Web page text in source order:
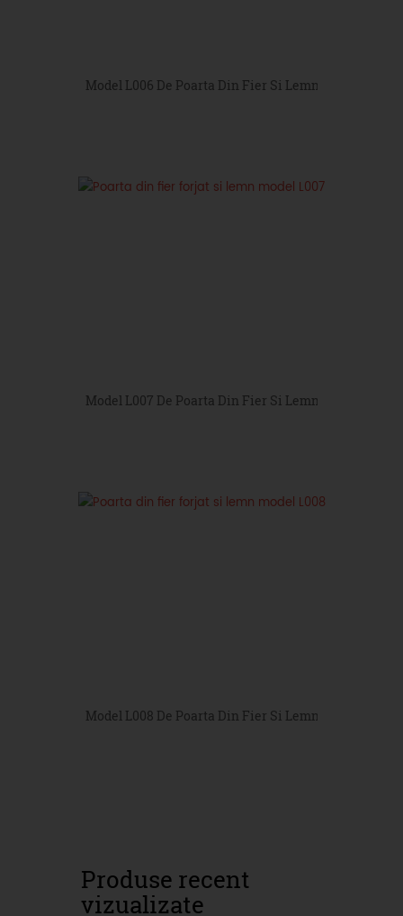
Model L006 De Poarta Din Fier Si Lemn
Model L007 De Poarta Din Fier Si Lemn
Model L008 De Poarta Din Fier Si Lemn
Produse recent
vizualizate